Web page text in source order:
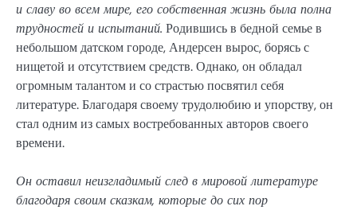
и славу во всем мире, его собственная жизнь была полна
трудностей и испытаний. Родившись в бедной семье в
небольшом датском городе, Андерсен вырос, борясь с
нищетой и отсутствием средств. Однако, он обладал
огромным талантом и со страстью посвятил себя
литературе. Благодаря своему трудолюбию и упорству, он
стал одним из самых востребованных авторов своего
времени.
Он оставил неизгладимый след в мировой литературе
благодаря своим сказкам, которые до сих пор